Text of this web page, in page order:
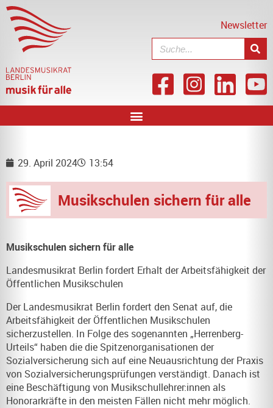
Newsletter
29. April 2024 13:54
Musikschulen sichern für alle
Musikschulen sichern für alle
Landesmusikrat Berlin fordert Erhalt der Arbeitsfähigkeit der
Öffentlichen Musikschulen
Der Landesmusikrat Berlin fordert den Senat auf, die
Arbeitsfähigkeit der Öffentlichen Musikschulen
sicherzustellen. In Folge des sogenannten „Herrenberg-
Urteils“ haben die die Spitzenorganisationen der
Sozialversicherung sich auf eine Neuausrichtung der Praxis
von Sozialversicherungsprüfungen verständigt. Danach ist
eine Beschäftigung von Musikschullehrer:innen als
Honorarkräfte in den meisten Fällen nicht mehr möglich.